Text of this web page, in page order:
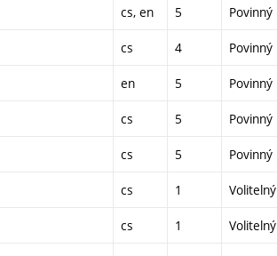
cs, en 5 Povinný
cs 4 Povinný
en 5 Povinný
cs 5 Povinný
cs 5 Povinný
cs 1 Volitelný
cs 1 Volitelný